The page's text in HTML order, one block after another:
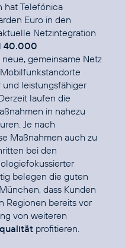
hat Telefónica
Euro in den
Netzintegration
40.000
neue, gemeinsame Netz
leistungsfähiger
laufen die
in nahezu
Je nach
Maßnahmen auch zu
bei den
belegen die guten
dass Kunden
Regionen bereits vor
von weiteren
profitieren.